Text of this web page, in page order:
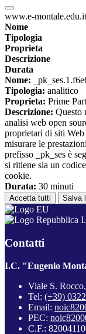
www.e-montale.edu.it
Nome
Tipologia
Proprieta
Descrizione
Durata
Nome:
Tipologia: analitico
Proprieta: Prime
Descrizione: Questo
analisi web open
proprietari di siti
misurare le
prefisso _pk_ses è
si ritiene sia un
cookie.
Durata: 30 minuti
Accetta tutti Salva
Contatti
I.C. "Eugenio
Viale S.
Tel: (+39)
Email:
PEC:
C.F.: